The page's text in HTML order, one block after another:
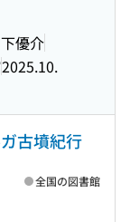
優介
2025.10.
古墳紀行
全国の図書館